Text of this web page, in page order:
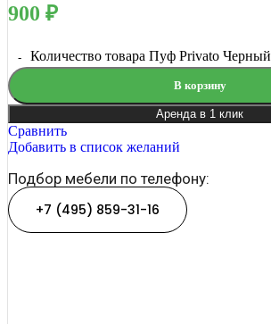
900 ₽
Количество товара Пуф Privato Черный
В корзину
Аренда в 1 клик
Сравнить
Добавить в список желаний
Подбор мебели по телефону:
+7 (495) 859-31-16